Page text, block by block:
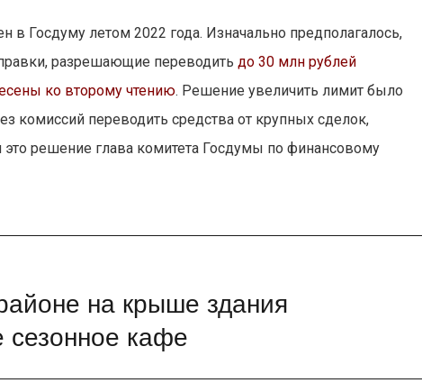
в Госдуму летом 2022 года. Изначально предполагалось,
разрешающие переводитьдо 30 млн рублей
ко второму чтению. Решение увеличить лимит было
комиссий переводить средства от крупных сделок,
решение глава комитета Госдумы по финансовому
на крыше здания
сезонное кафе